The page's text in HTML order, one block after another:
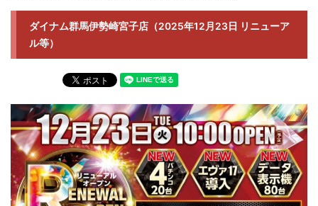
ダイナム群馬伊勢崎宮子店（2025年12月23日 リニューア
ル等）